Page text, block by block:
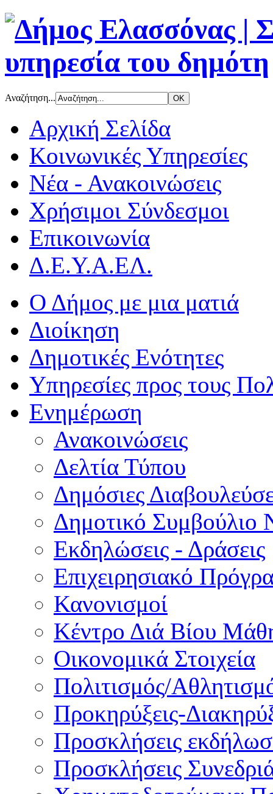
Αναζήτηση...
Αρχική Σελίδα
Κοινωνικές Υπηρεσίες
Νέα - Ανακοινώσεις
Χρήσιμοι Σύνδεσμοι
Επικοινωνία
Δ.Ε.Υ.Α.ΕΛ.
Ο Δήμος με μια ματιά
Διοίκηση
Δημοτικές Ενότητες
Υπηρεσίες προς τους
Ενημέρωση
Ανακοινώσεις
Δελτία Τύπου
Δημόσιες
Δημοτικό Συμβούλιο
Εκδηλώσεις - Δράσεις
Επιχειρησιακό
Κανονισμοί
Κέντρο Διά Βίου
Οικονομικά Στοιχεία
Πολιτισμός/
Προκηρύξεις-
Προσκλήσεις
Προσκλήσεις